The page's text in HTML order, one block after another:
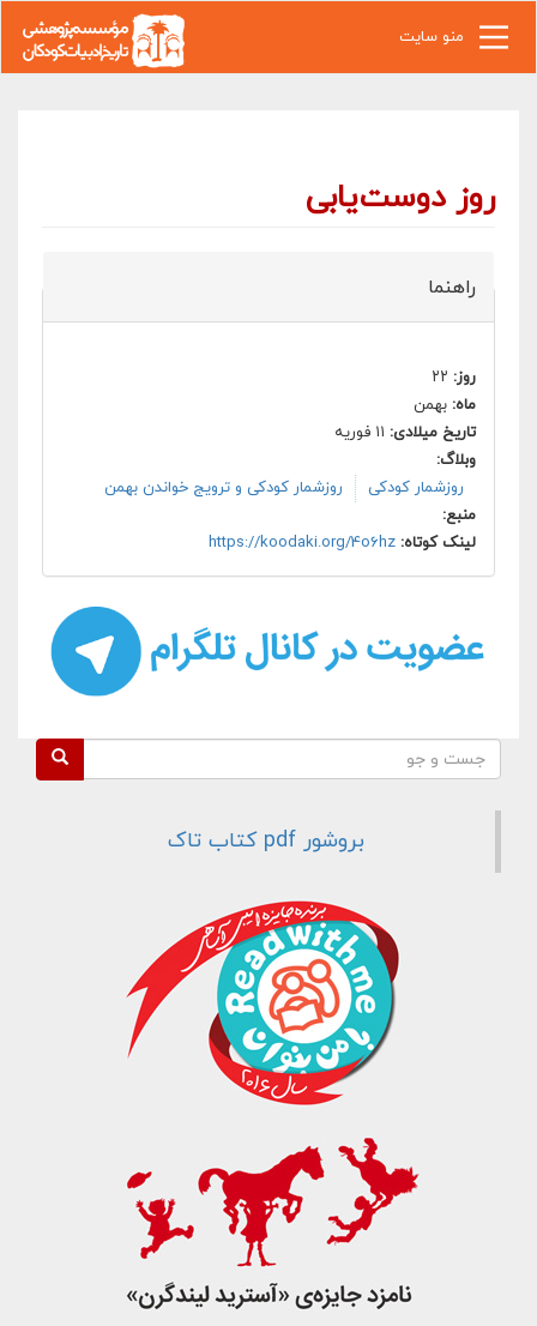
منو سایت
روز دوست‌یابی
راهنما
روز: ۲۲
ماه: بهمن
تاریخ میلادی: ۱۱ فوریه
وبلاگ:
روزشمار کودکی
روزشمار کودکی و ترویج خواندن بهمن
منبع:
لینک کوتاه: https://koodaki.org/4o6hz
فرم جستجو
بروشور pdf کتاب تاک